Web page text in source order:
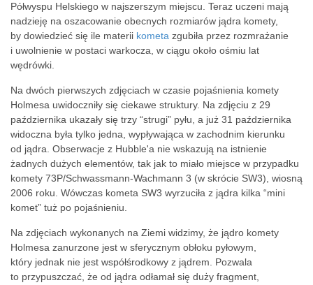
Półwyspu Helskiego w najszerszym miejscu. Teraz uczeni mają
nadzieję na oszacowanie obecnych rozmiarów jądra komety,
by dowiedzieć się ile materii kometa zgubiła przez rozmrażanie
i uwolnienie w postaci warkocza, w ciągu około ośmiu lat
wędrówki.
Na dwóch pierwszych zdjęciach w czasie pojaśnienia komety
Holmesa uwidoczniły się ciekawe struktury. Na zdjęciu z 29
października ukazały się trzy “strugi” pyłu, a już 31 października
widoczna była tylko jedna, wypływająca w zachodnim kierunku
od jądra. Obserwacje z Hubble'a nie wskazują na istnienie
żadnych dużych elementów, tak jak to miało miejsce w przypadku
komety 73P/Schwassmann-Wachmann 3 (w skrócie SW3), wiosną
2006 roku. Wówczas kometa SW3 wyrzuciła z jądra kilka “mini
komet” tuż po pojaśnieniu.
Na zdjęciach wykonanych na Ziemi widzimy, że jądro komety
Holmesa zanurzone jest w sferycznym obłoku pyłowym,
który jednak nie jest współśrodkowy z jądrem. Pozwala
to przypuszczać, że od jądra odłamał się duży fragment,